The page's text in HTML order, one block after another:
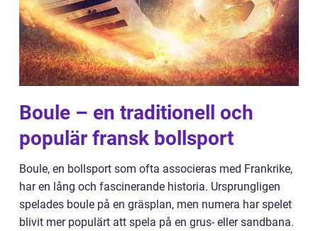
Boule – en traditionell och
populär fransk bollsport
Boule, en bollsport som ofta associeras med Frankrike,
har en lång och fascinerande historia. Ursprungligen
spelades boule på en gräsplan, men numera har spelet
blivit mer populärt att spela på en grus- eller sandbana.